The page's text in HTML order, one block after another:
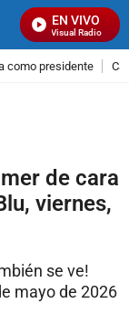
EN VIVO
Señal Visual Radio
como presidente
de cara
viernes,
se ve!
mayo de 2026